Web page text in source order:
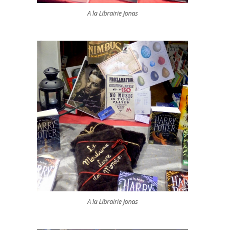
A la Librairie Jonas
A la Librairie Jonas